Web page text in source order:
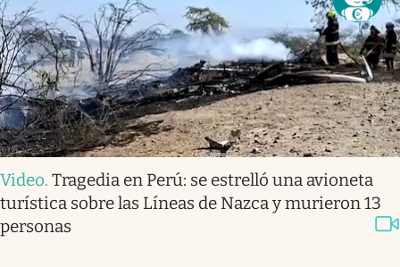
Video. Tragedia en Perú: se estrelló una avioneta
turística sobre las Líneas de Nazca y murieron 13
personas